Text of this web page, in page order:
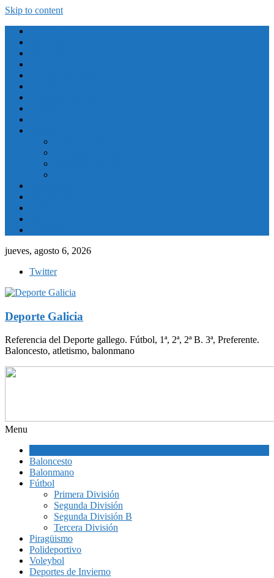
Skip to content
jueves, agosto 6, 2026
Twitter
Deporte Galicia
Referencia del Deporte gallego. Fútbol, 1ª, 2ª, 2ª B. 3ª, Preferente.
Baloncesto, atletismo, balonmano
Menu
Baloncesto
Balonmano
Fútbol
Primera División
Segunda División
Segunda División B
Tercera División
Piragüismo
Polideportivo
Voleybol
Deportes de Invierno